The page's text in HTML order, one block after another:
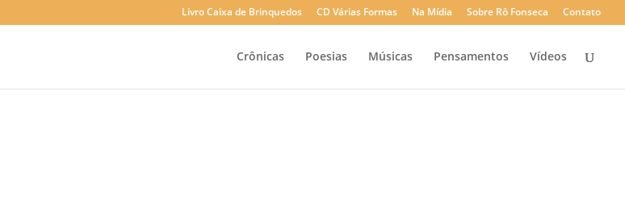
Livro Caixa de Brinquedos CD Várias Formas Na Mídia Sobre Rô Fonseca Contato
Crônicas Poesias Músicas Pensamentos Vídeos